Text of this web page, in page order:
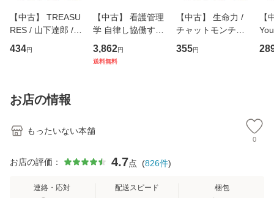
【中古】 TREASU
RES / 山下達郎 /
イーストウエス
ト・ジャパン [CD]
434円
【中古】 看護管理
学 自律し協働する
専門職の看護マネ
ジメントスキル 改
3,862円
送料無料
【中古】 生命力 /
チャットモンチー /
キューンレコード
[CD]【メール便送
355円
【
のが
お店の情報
もったいない本舗
0
お店の評価： 4.7点 (826件)
連絡・応対 配送スピード 梱包